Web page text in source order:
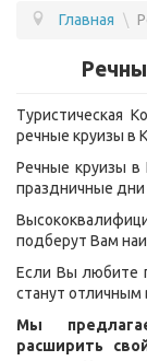
ПОДБОР ТУРА
СТРАНЫ
УСЛУГИ
О КОМПАНИИ
ОТЗЫВЫ
КОНТАКТЫ
Главная \
Туристическая
речные круизы в
Речные круизы
праздничные дни
подберут Вам
Если Вы любите
станут отличным
Мы
расширить